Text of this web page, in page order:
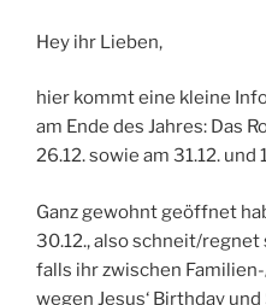
Hey ihr Lieben,
hier kommt eine kleine
am Ende des Jahres: Das
26.12. sowie am 31.12. und
Ganz gewohnt geöffnet
30.12., also schneit/
falls ihr zwischen
wegen Jesus‘ Birthday